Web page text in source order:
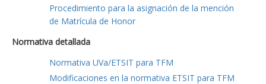
Procedimiento para la asignación de la mención
de Matrícula de Honor
Normativa detallada
Normativa UVa/ETSIT para TFM
Modificaciones en la normativa ETSIT para TFM